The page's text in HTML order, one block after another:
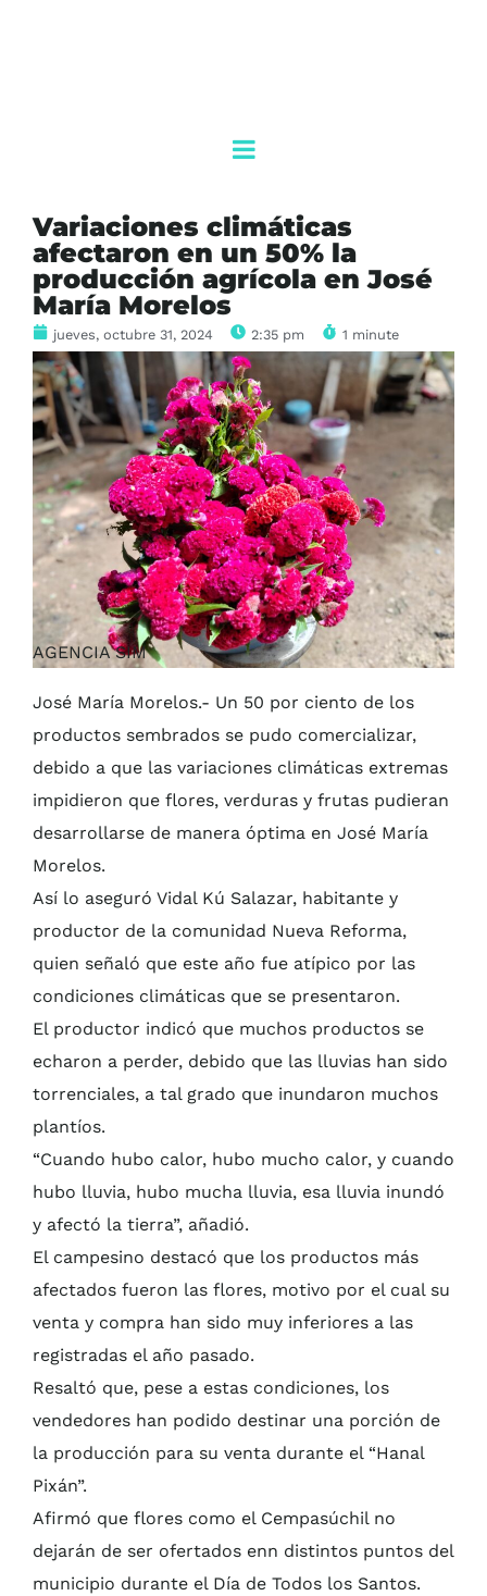
Variaciones climáticas
afectaron en un 50% la
producción agrícola en José
María Morelos
jueves, octubre 31, 2024 2:35 pm 1 minute
AGENCIA SIM
José María Morelos.- Un 50 por ciento de los
productos sembrados se pudo comercializar,
debido a que las variaciones climáticas extremas
impidieron que flores, verduras y frutas pudieran
desarrollarse de manera óptima en José María
Morelos.
Así lo aseguró Vidal Kú Salazar, habitante y
productor de la comunidad Nueva Reforma,
quien señaló que este año fue atípico por las
condiciones climáticas que se presentaron.
El productor indicó que muchos productos se
echaron a perder, debido que las lluvias han sido
torrenciales, a tal grado que inundaron muchos
plantíos.
“Cuando hubo calor, hubo mucho calor, y cuando
hubo lluvia, hubo mucha lluvia, esa lluvia inundó
y afectó la tierra”, añadió.
El campesino destacó que los productos más
afectados fueron las flores, motivo por el cual su
venta y compra han sido muy inferiores a las
registradas el año pasado.
Resaltó que, pese a estas condiciones, los
vendedores han podido destinar una porción de
la producción para su venta durante el “Hanal
Pixán”.
Afirmó que flores como el Cempasúchil no
dejarán de ser ofertados enn distintos puntos del
municipio durante el Día de Todos los Santos.